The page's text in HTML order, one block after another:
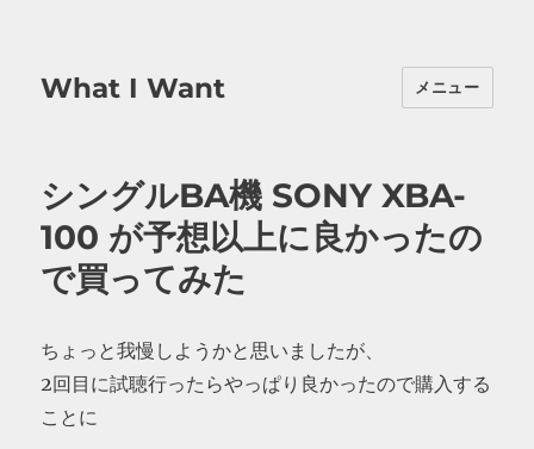
What I Want メニュー
シングルBA機 SONY XBA-
100 が予想以上に良かったの
で買ってみた
ちょっと我慢しようかと思いましたが、
2回目に試聴行ったらやっぱり良かったので購入する
ことに